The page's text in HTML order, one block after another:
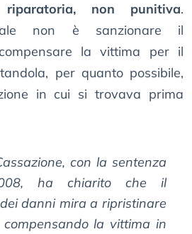
non punitiva.
non è sanzionare il
la vittima per il
per quanto possibile,
in cui si trovava prima
con la sentenza
ha chiarito che il
danni mira a ripristinare
compensando la vittima in